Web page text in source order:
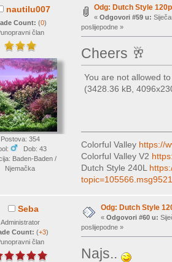
nautilu007
Count: (0)
član
Postova: 354
Dob: 43
Baden-Baden /
Njemačka
Odg: Dutch Style 120p
« Odgovori #59 u:
poslijepodne »
Cheers 🥂
You are not allowed
(3428.36 kB,
Colorful Valley https://
Colorful Valley V2
Dutch Style 240L
Seba
Administrator
Count: (+3)
član
Odg: Dutch Style
« Odgovori #60 u:
poslijepodne »
Najs..